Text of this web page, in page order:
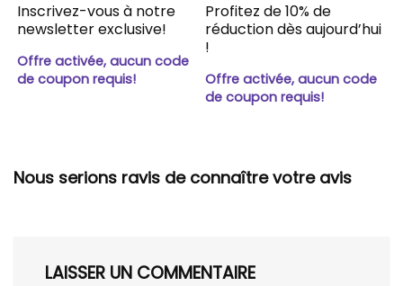
Inscrivez-vous à notre
newsletter exclusive!
Offre activée, aucun code
de coupon requis!
Profitez de 10% de
réduction dès aujourd’hui
!
Offre activée, aucun code
de coupon requis!
Nous serions ravis de connaître votre avis
LAISSER UN COMMENTAIRE